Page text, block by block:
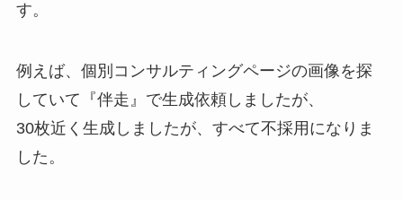
す。
例えば、個別コンサルティングページの画像を探
していて『伴走』で生成依頼しましたが、
30枚近く生成しましたが、すべて不採用になりま
した。